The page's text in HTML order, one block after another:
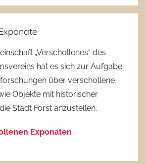
„Verschollenes“ des
hat es sich zur Aufgabe
über verschollene
Objekte mit historischer
Stadt Forst anzustellen.
Exponaten